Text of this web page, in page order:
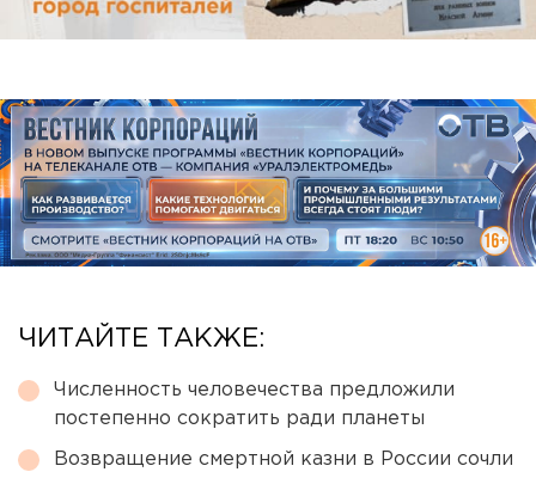
ЧИТАЙТЕ ТАКЖЕ:
Численность человечества предложили
постепенно сократить ради планеты
Возвращение смертной казни в России сочли